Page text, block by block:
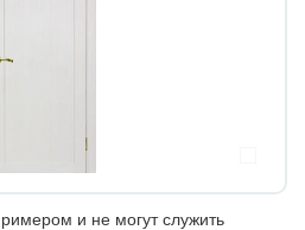
и не могут служить